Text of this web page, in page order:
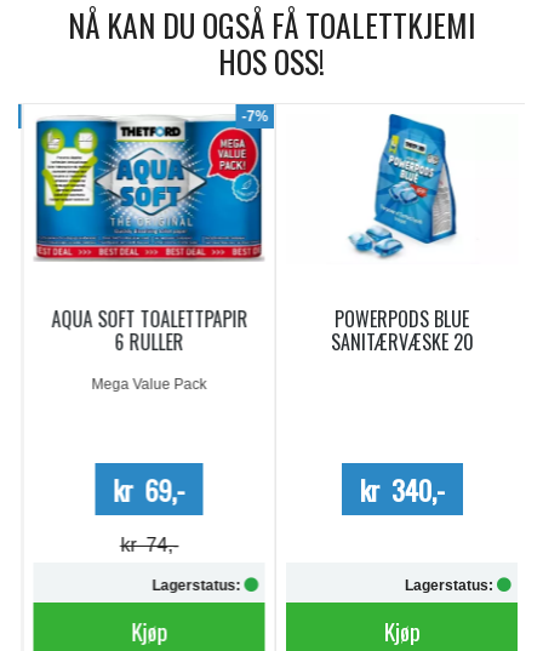
NÅ KAN DU OGSÅ FÅ TOALETTKJEMI
HOS OSS!
-7%
AQUA SOFT TOALETTPAPIR
6 RULLER
Mega Value Pack
kr 69,-
kr 74,-
Lagerstatus:
Kjøp
POWERPODS BLUE
SANITÆRVÆSKE 20
kr 340,-
Lagerstatus:
Kjøp